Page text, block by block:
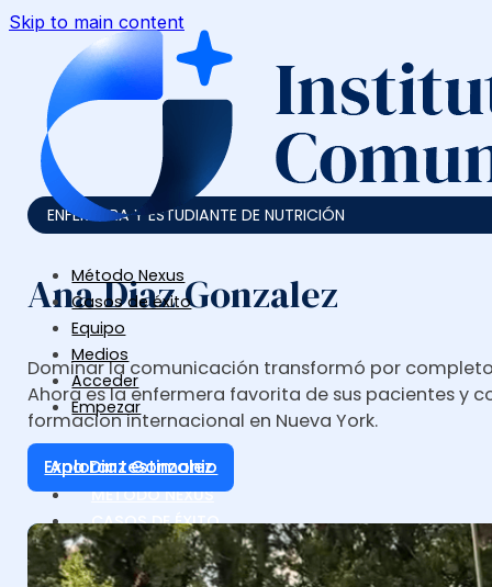
Skip to main content
Método Nexus
Casos de éxito
Equipo
Medios
Acceder
Empezar
MÉTODO NEXUS
CASOS DE ÉXITO
EQUIPO
MEDIOS
ENFERMERA Y ESTUDIANTE DE NUTRICIÓN
Ana Diaz Gonzalez
Dominar la comunicación transformó por
Ahora es la enfermera favorita de sus pacientes y
formacion internacional en Nueva York.
Explorar testimonio